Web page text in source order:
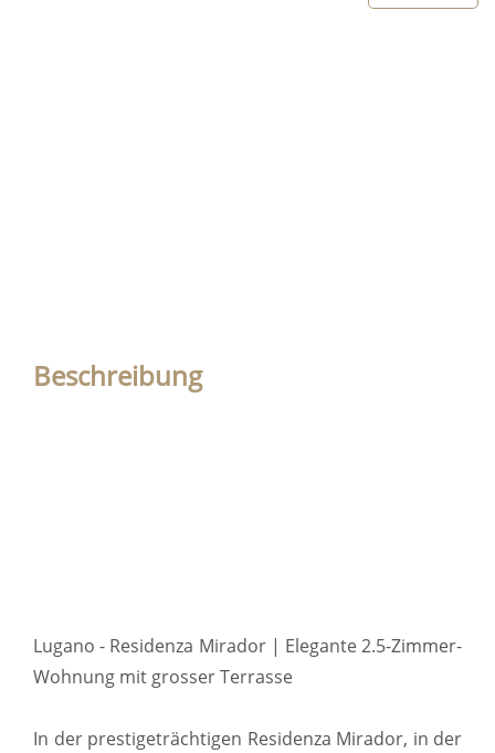
Beschreibung
Lugano - Residenza Mirador | Elegante 2.5-Zimmer-
Wohnung mit grosser Terrasse
In der prestigeträchtigen Residenza Mirador, in der